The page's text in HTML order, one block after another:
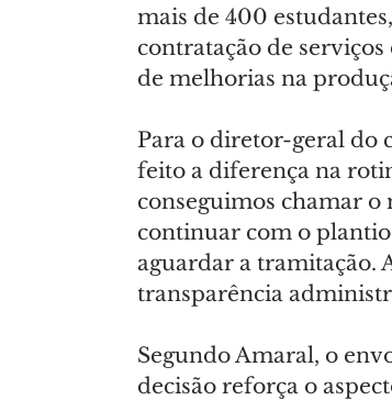
mais de 400
contratação de
de melhorias na
Para o diretor-geral do
feito a diferença na
conseguimos chamar o
continuar com o
aguardar a tramitação.
transparência
Segundo Amaral, o
decisão reforça o